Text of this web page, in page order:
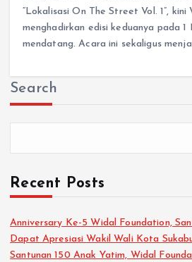
“Lokalisasi On The Street Vol. 1”,
menghadirkan edisi keduanya pada
mendatang. Acara ini sekaligus
Search
Recent Posts
‎Anniversary Ke-5 Widal Foundation,
Dapat Apresiasi Wakil Wali Kota
Santunan 150 Anak Yatim, Widal